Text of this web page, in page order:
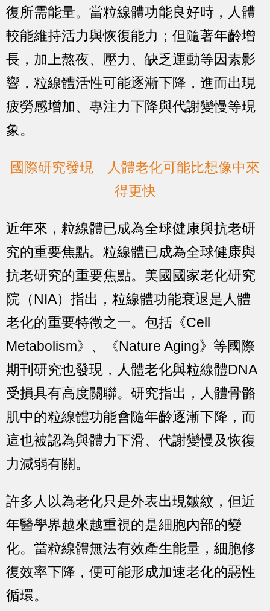
復所需能量。當粒線體功能良好時，人體
較能維持活力與恢復能力；但隨著年齡增
長，加上熬夜、壓力、缺乏運動等因素影
響，粒線體活性可能逐漸下降，進而出現
疲勞感增加、專注力下降與代謝變慢等現
象。
國際研究發現 人體老化可能比想像中來
得更快
近年來，粒線體已成為全球健康與抗老研
究的重要焦點。粒線體已成為全球健康與
抗老研究的重要焦點。美國國家老化研究
院（NIA）指出，粒線體功能衰退是人體
老化的重要特徵之一。包括《Cell
Metabolism》、《Nature Aging》等國際
期刊研究也發現，人體老化與粒線體DNA
受損具有高度關聯。研究指出，人體骨骼
肌中的粒線體功能會隨年齡逐漸下降，而
這也被認為與體力下滑、代謝變慢及恢復
力減弱有關。
許多人以為老化只是外表出現皺紋，但近
年醫學界越來越重視的是細胞內部的變
化。當粒線體無法有效產生能量，細胞修
復效率下降，便可能形成加速老化的惡性
循環。